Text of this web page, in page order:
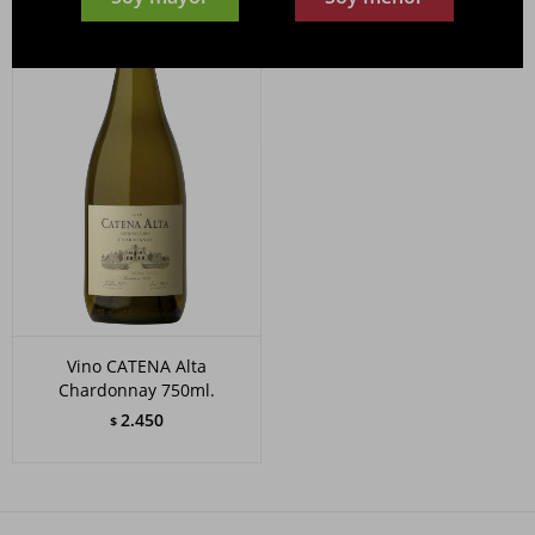
Vino CATENA Alta
Chardonnay 750ml.
$ 2.450